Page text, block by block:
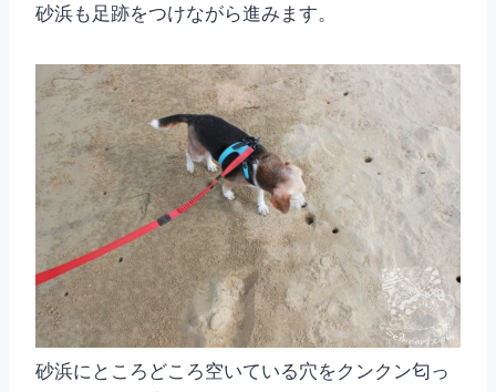
砂浜も足跡をつけながら進みます。
砂浜にところどころ空いている穴をクンクン匂っ